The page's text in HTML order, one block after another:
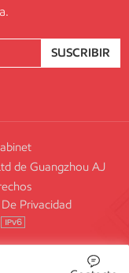
SUSCRIBIR
de Guangzhou AJ
Privacidad